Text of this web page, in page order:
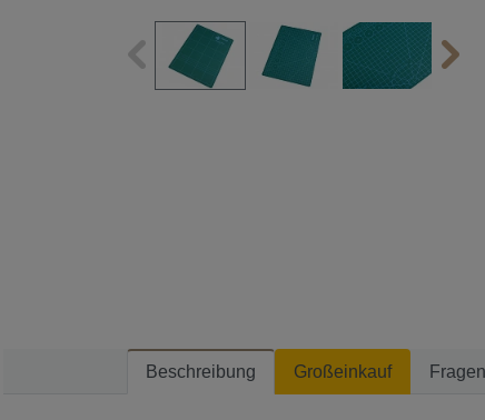
Beschreibung Großeinkauf Fragen